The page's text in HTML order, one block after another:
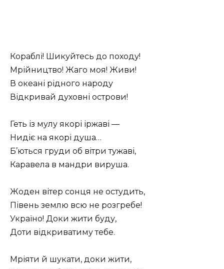
Кораблі! Шикуйтесь до походу!
Мрійництво! Жаго моя! Живи!
В океані рідного народу
Відкривай духовні острови!
Геть із мулу якорі іржаві —
Нидіє на якорі душа…
Б’ються груди об вітри тужаві,
Каравела в мандри вируша.
Жоден вітер сонця не остудить,
Півень землю всю не розгребе!
Україно! Доки жити буду,
Доти відкриватиму тебе.
Мріяти й шукати, доки жити,